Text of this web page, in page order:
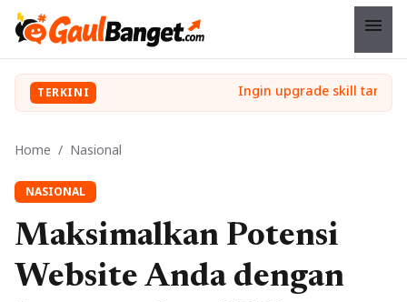
menu
TERKINI
Home / Nasional
NASIONAL
Maksimalkan Potensi
Website Anda dengan